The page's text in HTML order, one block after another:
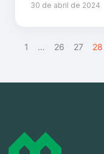
30 de abril de 2024
1 … 26 27 28